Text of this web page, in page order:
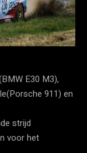
E30 M3),
911) en
strijd
voor het